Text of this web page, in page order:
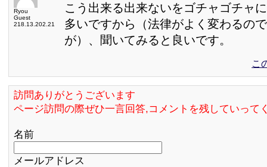
Ryou
Guest
218.13.202.21
こう出来る出来ないをゴチャゴチャ
多いですから（法律がよく変わるの
が）、聞いてみると良いです。
こ
訪問ありがとうございます
ページ訪問の際ぜひ一言回答,コメントを残していって
名前
メールアドレス